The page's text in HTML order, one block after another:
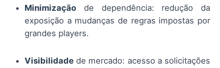
Minimização de dependência: redução da
exposição a mudanças de regras impostas por
grandes players.
Visibilidade de mercado: acesso a solicitações